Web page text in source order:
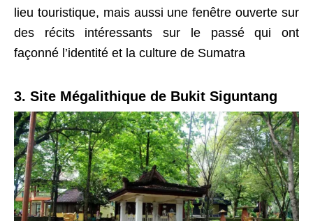
lieu touristique, mais aussi une fenêtre ouverte sur
des récits intéressants sur le passé qui ont
façonné l’identité et la culture de Sumatra
3. Site Mégalithique de Bukit Siguntang